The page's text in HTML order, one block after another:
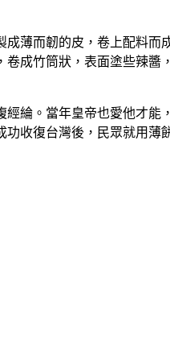
薄而韌的皮，卷上配料而
成竹筒狀，表面塗些辣醬
綸。當年皇帝也愛他才能
收復台灣後，民眾就用薄